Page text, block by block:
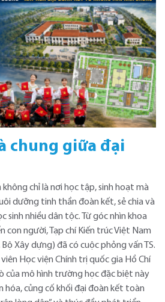
chung giữa đại
không chỉ là nơi học tập, sinh hoạt mà
dưỡng tinh thần đoàn kết, sẻ chia và
sinh nhiều dân tộc. Từ góc nhìn khoa
con người, Tạp chí Kiến trúc Việt Nam
Xây dựng) đã có cuộc phỏng vấn TS.
Học viện Chính trị quốc gia Hồ Chí
của mô hình trường học đặc biệt này
hóa, củng cố khối đại đoàn kết toàn